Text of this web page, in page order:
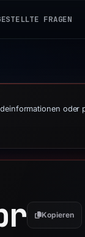
FRAGEN
oder
Kopieren